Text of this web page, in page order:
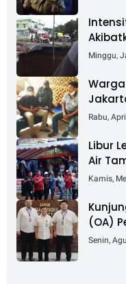
Nyaris
Minggu,
Rabu,
Libur
Air
Kamis,
(OA)
Senin,